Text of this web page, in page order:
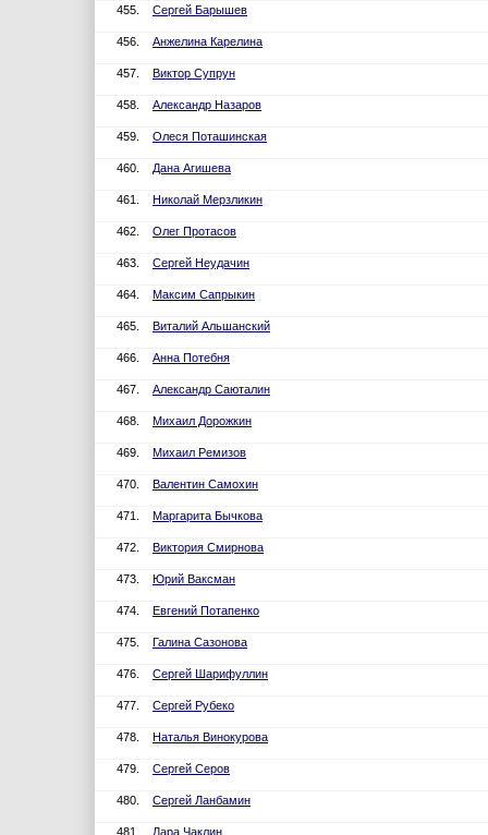
455. Сергей Барышев
456. Анжелина Карелина
457. Виктор Супрун
458. Александр Назаров
459. Олеся Поташинская
460. Дана Агишева
461. Николай Мерзликин
462. Олег Протасов
463. Сергей Неудачин
464. Максим Сапрыкин
465. Виталий Альшанский
466. Анна Потебня
467. Александр Саюталин
468. Михаил Дорожкин
469. Михаил Ремизов
470. Валентин Самохин
471. Маргарита Бычкова
472. Виктория Смирнова
473. Юрий Ваксман
474. Евгений Потапенко
475. Галина Сазонова
476. Сергей Шарифуллин
477. Сергей Рубеко
478. Наталья Винокурова
479. Сергей Серов
480. Сергей Ланбамин
481. Лара Чаклин